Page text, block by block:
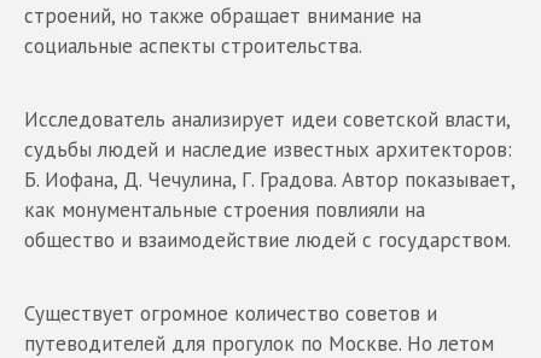
строений, но также обращает внимание на
социальные аспекты строительства.
Исследователь анализирует идеи советской власти,
судьбы людей и наследие известных архитекторов:
Б. Иофана, Д. Чечулина, Г. Градова. Автор показывает,
как монументальные строения повлияли на
общество и взаимодействие людей с государством.
Существует огромное количество советов и
путеводителей для прогулок по Москве. Но летом